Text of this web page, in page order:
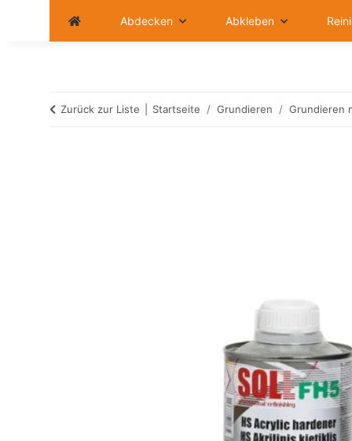
Abdecken Abkleben
Zurück zur Liste Startseite Grundieren Grundieren